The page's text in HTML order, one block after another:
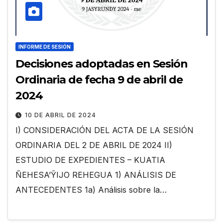
INFORME DE SESIÓN
Decisiones adoptadas en Sesión
Ordinaria de fecha 9 de abril de
2024
10 DE ABRIL DE 2024
I) CONSIDERACIÓN DEL ACTA DE LA SESIÓN
ORDINARIA DEL 2 DE ABRIL DE 2024 II)
ESTUDIO DE EXPEDIENTES – KUATIA
ÑEHESA’ỸIJO REHEGUA 1) ANÁLISIS DE
ANTECEDENTES 1a) Análisis sobre la…